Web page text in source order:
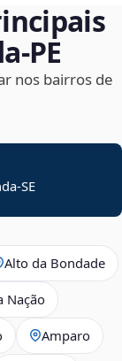
nos bairros de
-SE
Alto da Bondade
Nação
Amparo